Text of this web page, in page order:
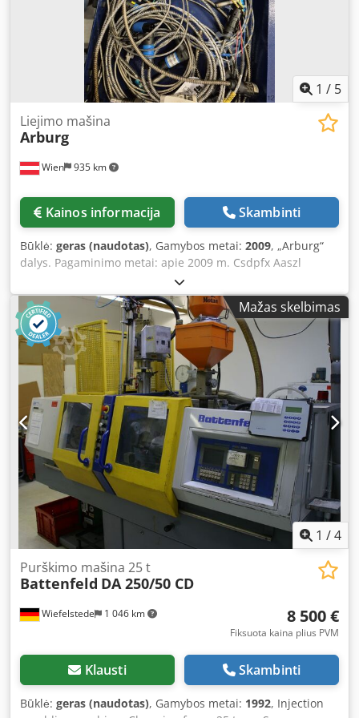
1 / 5
Wien 935 km
Liejimo mašina
Arburg
Kainos informacija Skambinti
Būklė: geras (naudotas), Gamybos metai: 2009, „Arburg“
dalys. Pagaminimo metai: apie 2009 m. Csdpfx Aaszl
Mažas skelbimas
1 /4
Wiefelstede 1 046 km
Purškimo mašina 25 t
Battenfeld DA 250/50 CD
8 500 €
Fiksuota kaina plius PVM
Klausti Skambinti
Būklė: geras (naudotas), Gamybos metai: 1992, Injection